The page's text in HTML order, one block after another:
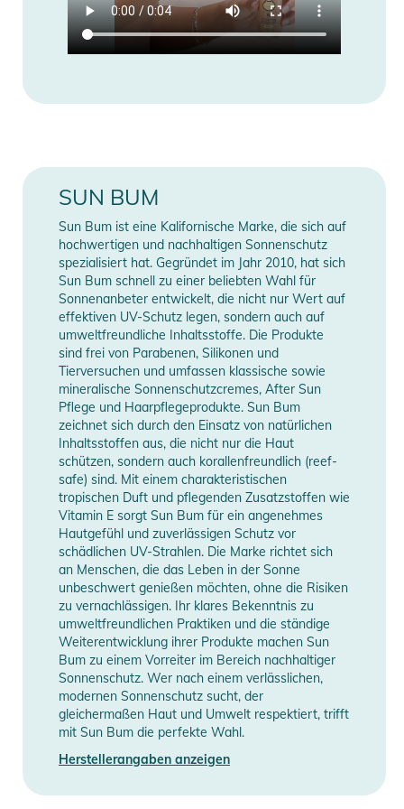
zusammen mit anderen Sonnenschutzmaßnahmen (siehe
Gebrauchsanweisung) das durch die Sonne verursachte
Risiko von Hautkrebs und vorzeitiger Hautalterung
Warnhinweise:
- Bei der Verwendung dieses Produkts nicht in die Augen
gelangen lassen. Zum Entfernen mit Wasser ausspülen.
- Bei Auftreten von Hautausschlag die Anwendung
abbrechen und einen Arzt aufsuchen.
- Außerhalb der Reichweite von Kindern aufbewahren. Bei
Verschlucken sofort ärztliche Hilfe in Anspruch nehmen oder
eine Giftnotrufzentrale kontaktieren.
Gebrauchsanweisung:
- Vor Gebrauch gut schütteln.
- 15 Minuten vor der Sonnenexposition großzügig auftragen
und mit der Hand verteilen.
- Erneut auftragen:
nach 80 Minuten Schwimmen oder Schwitzen
sofort nach dem Abtrocknen mit dem Handtuch
mindestens alle 2 Stunden
Kinder unter 6 Monaten: fragen Sie einen Arzt
- Sonnenschutzmaßnahmen: Der Aufenthalt in der Sonne
erhöht das Risiko von Hautkrebs und vorzeitiger
Hautalterung. Um dieses Risiko zu verringern, sollten Sie
regelmäßig ein Sonnenschutzmittel mit einem LSF-Wert von
15 oder höher verwenden und weitere
Sonnenschutzmaßnahmen ergreifen:
Begrenzen Sie den Aufenthalt in der Sonne,
insbesondere zwischen 10 und 14 Uhr.
Tragen Sie langärmelige Hemden, Hosen, Hüte und
Sonnenbrillen
Produktinformationen und
SUN BUM
Sun Bum ist eine Kalifornische Marke, die sich auf
hochwertigen und nachhaltigen Sonnenschutz
spezialisiert hat. Gegründet im Jahr 2010, hat sich
Sun Bum schnell zu einer beliebten Wahl für
Sonnenanbeter entwickelt, die nicht nur Wert auf
effektiven UV-Schutz legen, sondern auch auf
umweltfreundliche Inhaltsstoffe. Die Produkte
sind frei von Parabenen, Silikonen und
Tierversuchen und umfassen klassische sowie
mineralische Sonnenschutzcremes, After Sun
Pflege und Haarpflegeprodukte. Sun Bum
zeichnet sich durch den Einsatz von natürlichen
Inhaltsstoffen aus, die nicht nur die Haut
schützen, sondern auch korallenfreundlich (reef-
safe) sind. Mit einem charakteristischen
tropischen Duft und pflegenden Zusatzstoffen wie
Vitamin E sorgt Sun Bum für ein angenehmes
Hautgefühl und zuverlässigen Schutz vor
schädlichen UV-Strahlen. Die Marke richtet sich
an Menschen, die das Leben in der Sonne
unbeschwert genießen möchten, ohne die Risiken
zu vernachlässigen. Ihr klares Bekenntnis zu
umweltfreundlichen Praktiken und die ständige
Weiterentwicklung ihrer Produkte machen Sun
Bum zu einem Vorreiter im Bereich nachhaltiger
Sonnenschutz. Wer nach einem verlässlichen,
modernen Sonnenschutz sucht, der
gleichermaßen Haut und Umwelt respektiert, trifft
mit Sun Bum die perfekte Wahl.
Herstellerangaben anzeigen